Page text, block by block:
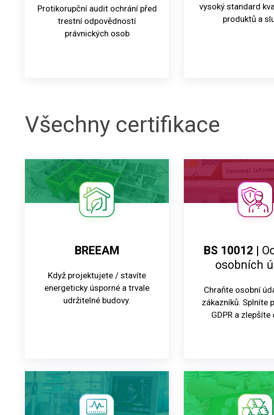
Protikorupční audit ochrání před
trestní odpovědností
právnických osob
vysoký standard
produktů a
Všechny certifikace
BREEAM
Když projektujete / stavíte
energeticky úsporné a trvale
udržitelné budovy.
BS 10012 |
osobních
Chraňte osobní
zákazníků. Splníte
GDPR a zlepšíte